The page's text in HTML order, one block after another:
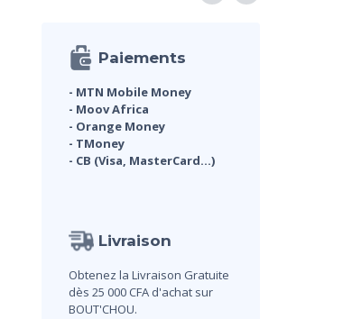
Paiements
- MTN Mobile Money
- Moov Africa
- Orange Money
- TMoney
- CB (Visa, MasterCard...)
Livraison
Obtenez la Livraison Gratuite
dès 25 000 CFA d'achat sur
BOUT'CHOU.